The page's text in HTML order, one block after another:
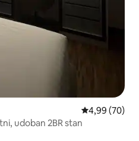
prosječna
4,99 (70)
udoban 2BR stan